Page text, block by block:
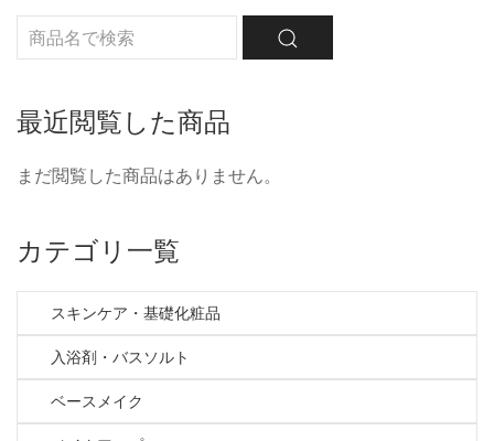
最近閲覧した商品
まだ閲覧した商品はありません。
カテゴリ一覧
スキンケア・基礎化粧品
入浴剤・バスソルト
ベースメイク